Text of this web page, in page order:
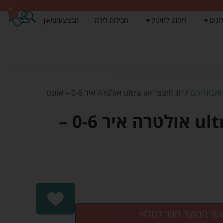
ריהוט לתינוק חבילות לידה מבצע/מציאון
0
/ זוג מוצצי ultra air אולטרה איר 0-6 – אוונט
זוג מוצצי ultra air אולטרה איר 0-6 –
המוצר חוזר למלאי